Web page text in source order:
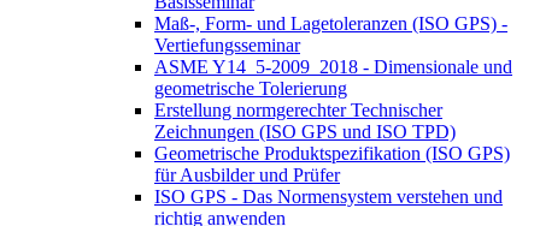
Maß-, Form- und Lagetoleranzen (ISO GPS) -
Vertiefungsseminar
ASME Y14_5-2009_2018 - Dimensionale und
geometrische Tolerierung
Erstellung normgerechter Technischer
Zeichnungen (ISO GPS und ISO TPD)
Geometrische Produktspezifikation (ISO GPS)
für Ausbilder und Prüfer
ISO GPS - Das Normensystem verstehen und
richtig anwenden